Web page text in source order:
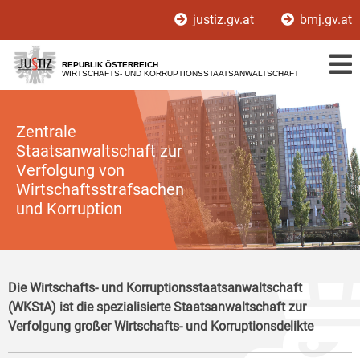
[1]
[2]
justiz.gv.at bmj.gv.at
REPUBLIK ÖSTERREICH
WIRTSCHAFTS- UND KORRUPTIONSSTAATSANWALTSCHAFT
Zentrale
Staatsanwaltschaft zur
Verfolgung von
Wirtschaftsstrafsachen
und Korruption
Die Wirtschafts- und Korruptionsstaatsanwaltschaft
(WKStA) ist die spezialisierte Staatsanwaltschaft zur
Verfolgung großer Wirtschafts- und Korruptionsdelikte